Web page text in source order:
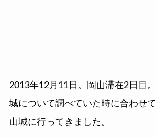
2013年12月11日。岡山滞在2日目
城について調べていた時に合わせ
山城に行ってきました。